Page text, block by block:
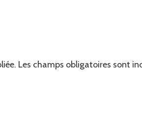
Les champs obligatoires sont